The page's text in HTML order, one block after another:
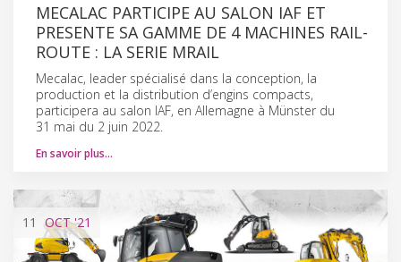
MECALAC PARTICIPE AU SALON IAF ET
PRESENTE SA GAMME DE 4 MACHINES RAIL-
ROUTE : LA SERIE MRAIL
Mecalac, leader spécialisé dans la conception, la
production et la distribution d’engins compacts,
participera au salon IAF, en Allemagne à Münster du
31 mai du 2 juin 2022.
En savoir plus…
11 OCT'21